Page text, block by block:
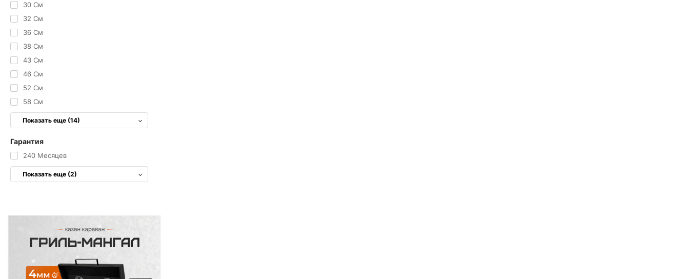
30 См
32 См
36 См
38 См
43 См
46 См
52 См
58 См
Показать еще (14)
Гарантия
240 Месяцев
Показать еще (2)